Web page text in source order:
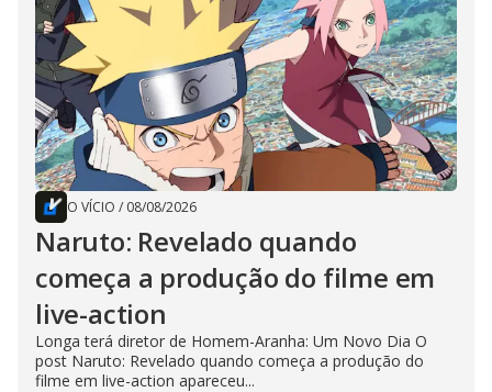
O VÍCIO / 08/08/2026
Naruto: Revelado quando
começa a produção do filme em
live-action
Longa terá diretor de Homem-Aranha: Um Novo Dia O
post Naruto: Revelado quando começa a produção do
filme em live-action apareceu...